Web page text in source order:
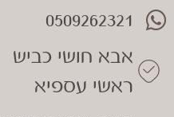
0509262321
אבא חושי כביש
ראשי עספיא